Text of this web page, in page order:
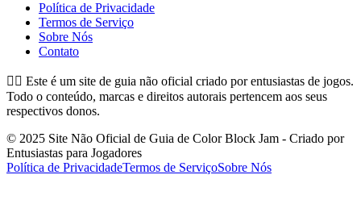
Política de Privacidade
Termos de Serviço
Sobre Nós
Contato
👉🏻 Este é um site de guia não oficial criado por entusiastas de jogos.
Todo o conteúdo, marcas e direitos autorais pertencem aos seus
respectivos donos.
© 2025 Site Não Oficial de Guia de Color Block Jam - Criado por
Entusiastas para Jogadores
Política de PrivacidadeTermos de ServiçoSobre Nós